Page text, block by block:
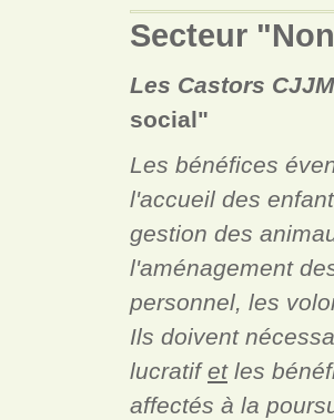
Secteur
Les Castors
social"
Les bénéfices
l'accueil des
gestion des
l'aménagement
personnel, les
Ils doivent
lucratifetles
affectés à la